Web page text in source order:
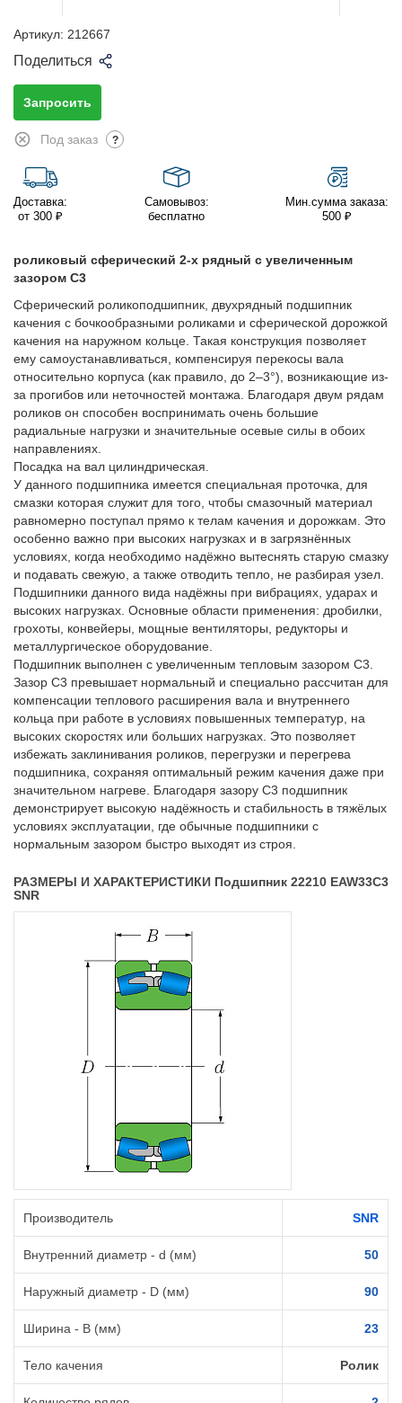
Артикул: 212667
Поделиться
Запросить
Под заказ ?
Доставка:
от 300 ₽
Самовывоз:
бесплатно
Мин.сумма заказа:
500 ₽
роликовый сферический 2-х рядный с увеличенным
зазором C3
Сферический роликоподшипник, двухрядный подшипник
качения с бочкообразными роликами и сферической дорожкой
качения на наружном кольце. Такая конструкция позволяет
ему самоустанавливаться, компенсируя перекосы вала
относительно корпуса (как правило, до 2–3°), возникающие из-
за прогибов или неточностей монтажа. Благодаря двум рядам
роликов он способен воспринимать очень большие
радиальные нагрузки и значительные осевые силы в обоих
направлениях.
Посадка на вал цилиндрическая.
У данного подшипника имеется специальная проточка, для
смазки которая служит для того, чтобы смазочный материал
равномерно поступал прямо к телам качения и дорожкам. Это
особенно важно при высоких нагрузках и в загрязнённых
условиях, когда необходимо надёжно вытеснять старую смазку
и подавать свежую, а также отводить тепло, не разбирая узел.
Подшипники данного вида надёжны при вибрациях, ударах и
высоких нагрузках. Основные области применения: дробилки,
грохоты, конвейеры, мощные вентиляторы, редукторы и
металлургическое оборудование.
Подшипник выполнен с увеличенным тепловым зазором C3.
Зазор C3 превышает нормальный и специально рассчитан для
компенсации теплового расширения вала и внутреннего
кольца при работе в условиях повышенных температур, на
высоких скоростях или больших нагрузках. Это позволяет
избежать заклинивания роликов, перегрузки и перегрева
подшипника, сохраняя оптимальный режим качения даже при
значительном нагреве. Благодаря зазору C3 подшипник
демонстрирует высокую надёжность и стабильность в тяжёлых
условиях эксплуатации, где обычные подшипники с
нормальным зазором быстро выходят из строя.
РАЗМЕРЫ И ХАРАКТЕРИСТИКИ Подшипник 22210 EAW33C3
SNR
Производитель SNR
Внутренний диаметр - d (мм) 50
Наружный диаметр - D (мм) 90
Ширина - B (мм) 23
Тело качения Ролик